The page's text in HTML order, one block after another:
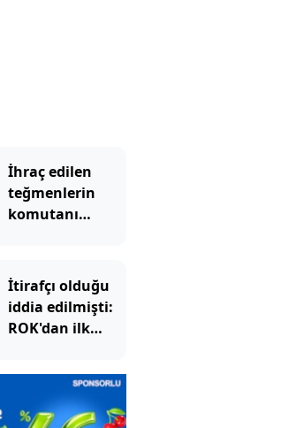
İhraç edilen
teğmenlerin
komutanı
İtirafçı olduğu
iddia edilmişti:
ROK'dan ilk